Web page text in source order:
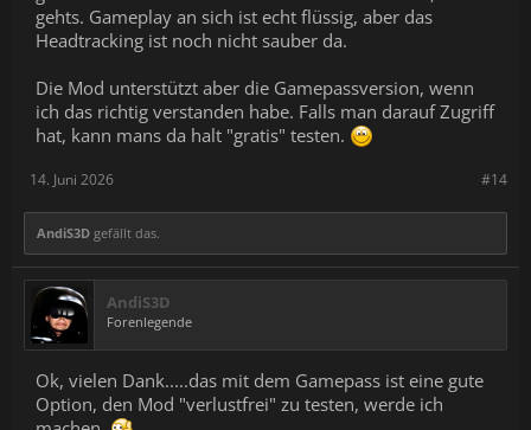
gehts. Gameplay an sich ist echt flüssig, aber das
Headtracking ist noch nicht sauber da.
Die Mod unterstützt aber die Gamepassversion, wenn
ich das richtig verstanden habe. Falls man darauf Zugriff
hat, kann mans da halt "gratis" testen.
#14
14. Juni 2026
AndiS3D gefällt das.
AndiS3D
Forenlegende
Ok, vielen Dank.....das mit dem Gamepass ist eine gute
Option, den Mod "verlustfrei" zu testen, werde ich